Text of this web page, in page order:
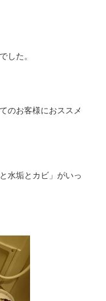
した。
のお客様におススメ
水垢とカビ」がいっ